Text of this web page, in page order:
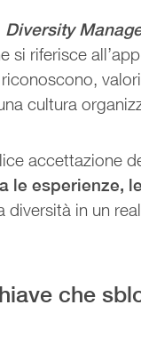
Diversity
si riferisce
cultura
accettazione
le esperienze,
diversità in un
che